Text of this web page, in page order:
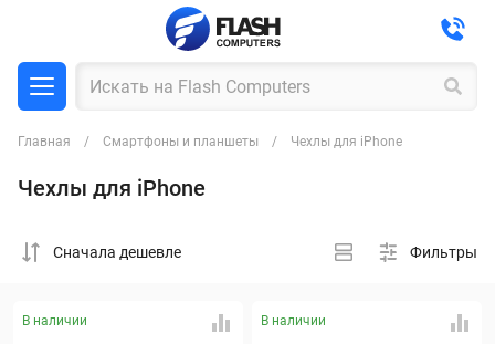
Главная Смартфоны и планшеты Чехлы для iPhone
Чехлы для iPhone
Cначала дешевле Фильтры
В наличии В наличии